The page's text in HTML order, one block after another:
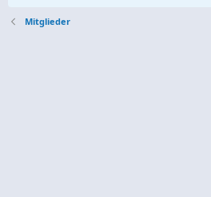
Mitglieder